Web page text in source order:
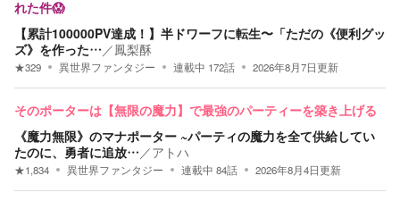
れた件😱
【累計100000PV達成！】半ドワーフに転生〜「ただの《便利グッ
ズ》を作った… ／鳳梨酥
★329 異世界ファンタジー 連載中 172話 2026年8月7日更新
そのポーターは【無限の魔力】で最強のパーティーを築き上げる
《魔力無限》のマナポーター ~パーティの魔力を全て供給してい
たのに、勇者に追放… ／アトハ
★1,834 異世界ファンタジー 連載中 84話 2026年8月4日更新